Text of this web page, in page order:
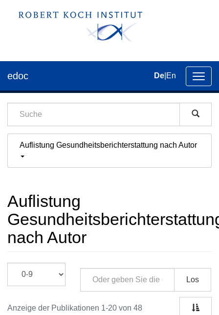
der
edoc De En
Auflistung Gesundheitsberichterstattung nach Autor
Auflistung
nach Autor
Los
Anzeige der Publikationen 1-20 von 48